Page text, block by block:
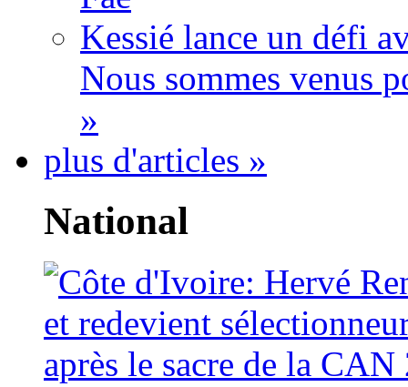
Kessié lance un défi
Nous sommes venus
»
plus d'articles »
National